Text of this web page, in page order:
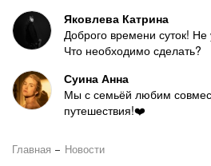
Яковлева Катрина
Доброго времени суток! Не
Что необходимо сделать?
Суина Анна
Мы с семьёй любим
путешествия!❤️
Главная Новости